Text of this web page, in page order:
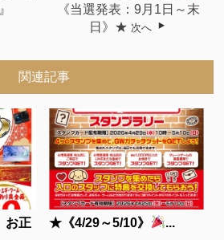
』
《当選発表：9月1日～末
日》★ 次へ
関連記事
お正
★《4/29～5/10》 ...